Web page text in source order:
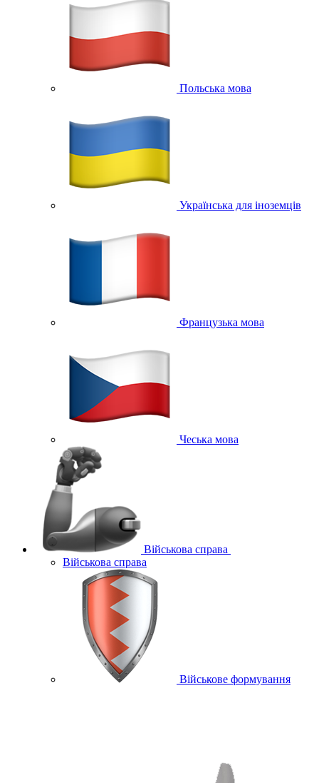
Польська мова
Українська для іноземців
Французька мова
Чеська мова
Військова справа
Військова справа
Військове формування